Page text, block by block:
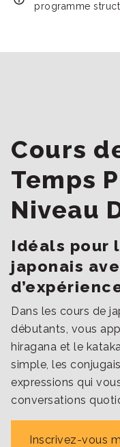
programme
Cours
Temps
Niveau
Idéals pour
japonais
Dans les cours de
débutants, vous
hiragana et le
simple, les
expressions qui
conversations
Inscrivez-vous